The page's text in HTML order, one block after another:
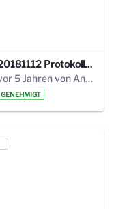
20181112 Protokoll 24. Steuerungskreis.pdf
vor 5 Jahren von Anni Schlumberger
GENEHMIGT